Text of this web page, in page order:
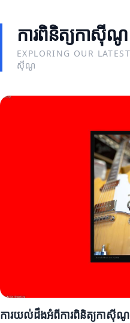
ការ​ពិនិត្យ​កាស៊ីណូ
EXPLORING OUR
ស៊ីណូ
ការយល់ដឹងអំពីការពិនិត្យកាស៊ីណូ: